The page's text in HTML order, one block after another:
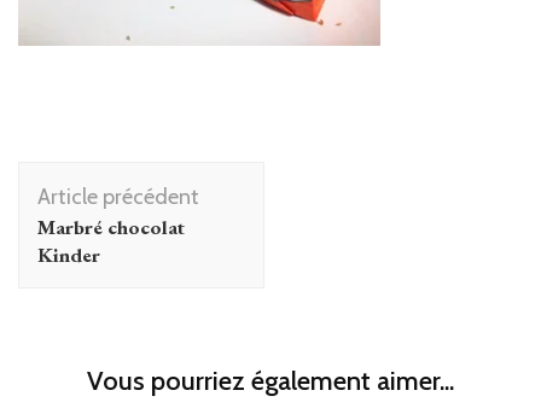
Navigation
d'article
Article précédent
Marbré chocolat
Kinder
Vous pourriez également aimer...